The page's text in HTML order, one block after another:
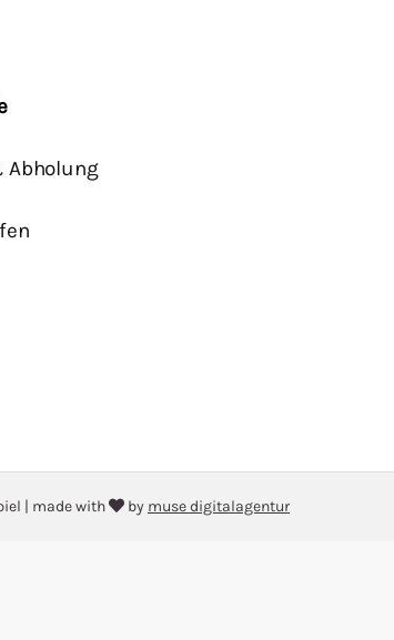
Abholung
| made with by muse digitalagentur